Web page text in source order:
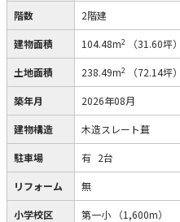
階数 2階建
建物面積 104.48m2 （31.60坪）
土地面積 238.49m2 （72.14坪）
築年月 2026年08月
建物構造 木造スレート葺
駐車場 有 2台
リフォーム 無
小学校区 第一小 （1,600m）